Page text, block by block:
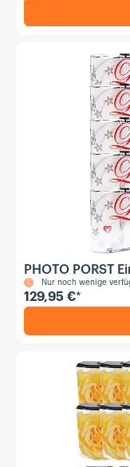
PHOTO PORST
Nur noch wenige
129,95 €*